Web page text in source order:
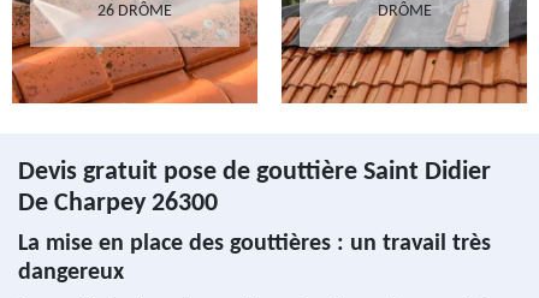
26 DRÔME
DRÔME
Devis gratuit pose de gouttière Saint Didier
De Charpey 26300
La mise en place des gouttières : un travail très
dangereux